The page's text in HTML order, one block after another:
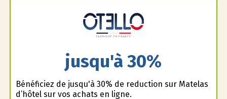
jusqu'à 30%
Bénéficiez de jusqu'à 30% de reduction sur Matelas
d’hôtel sur vos achats en ligne.